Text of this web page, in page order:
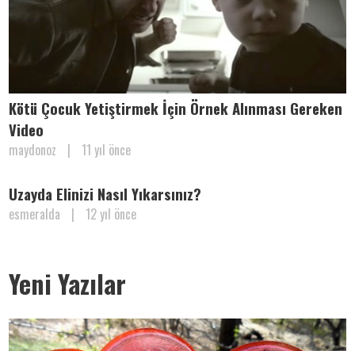
Kötü Çocuk Yetiştirmek İçin Örnek Alınması Gereken
Video
maydonoz | 11 yıl önce
Uzayda Elinizi Nasıl Yıkarsınız?
esmeralda | 12 yıl önce
Yeni Yazılar